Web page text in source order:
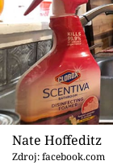
Nate Hoffeditz
Zdroj: facebook.com